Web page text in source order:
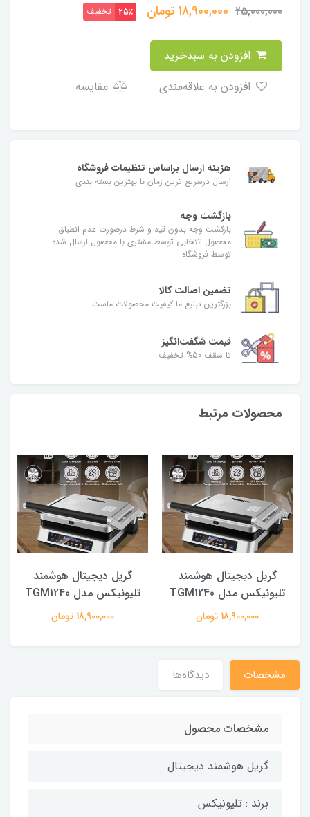
25,000,000
18,900,000تومان 25٪ تخفیف
مقایسه
هزینه ارسال براساس تنظیمات فروشگاه
ارسال درسریع ترین زمان با بهترین بسته بندی
بازگشت وجه
بازگشت وجه بدون قید و شرط درصورت عدم انطباق
محصول انتخابی توسط مشتری با محصول ارسال شده
توسط فروشگاه
تضمین اصالت کالا
بزرگترین تبلیغ ما کیفیت محصولات ماست.
قیمت شگفت‌انگیز
تا سقف 50% تخفیف
محصولات مرتبط
گریل دیجیتال هوشمند
تلیونیکس مدل TGM1240
18,900,000 تومان
گریل دیجیتال هوشمند
تلیونیکس مدل TGM1240
18,900,000 تومان
مشخصات دیدگاه‌ها
مشخصات محصول
گریل هوشمند دیجیتال
برند : تلیونیکس